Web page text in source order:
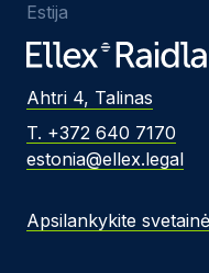
Estija
Ahtri 4, Talinas
T. +372 640 7170
estonia@ellex.legal
Apsilankykite